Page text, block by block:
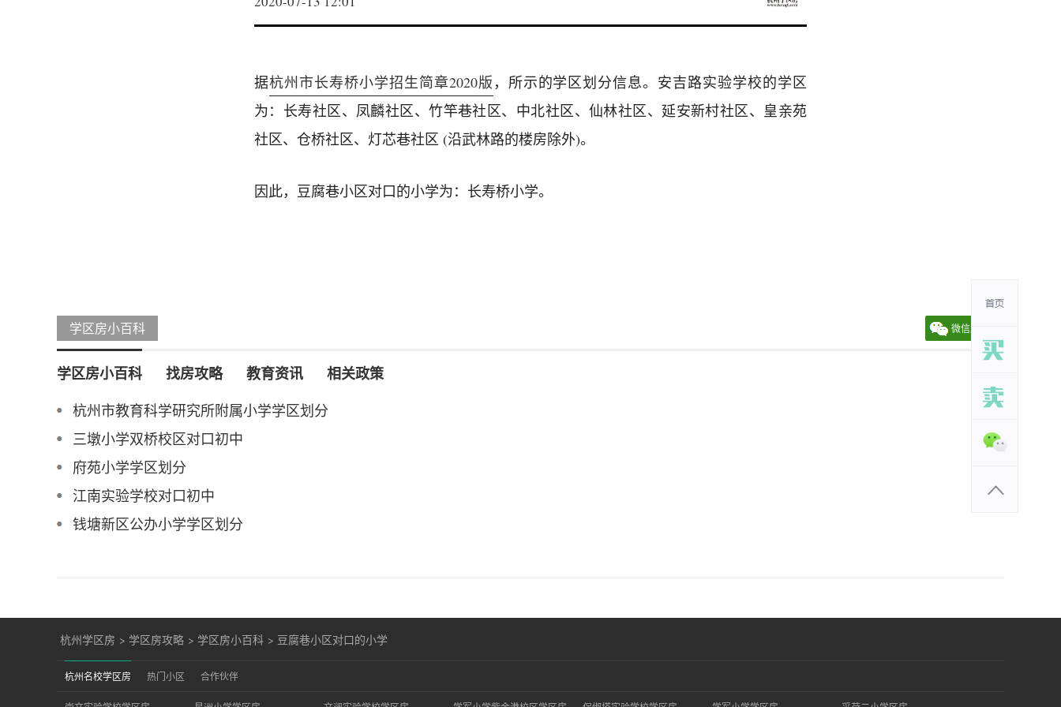
据杭州市长寿桥小学招生简章2020版 ，所示的学区划分信息。安吉路实验学校的学区
为：长寿社区、凤麟社区、竹竿巷社区、中北社区、仙林社区、延安新村社区、皇亲苑
社区、仓桥社区、灯芯巷社区 (沿武林路的楼房除外)。
因此，豆腐巷小区对口的小学为：长寿桥小学。
学区房小百科 微信朋友圈
学区房小百科 找房攻略 教育资讯 相关政策
杭州市教育科学研究所附属小学学区划分
三墩小学双桥校区对口初中
府苑小学学区划分
江南实验学校对口初中
钱塘新区公办小学学区划分
杭州学区房 > 学区房攻略 > 学区房小百科 > 豆腐巷小区对口的小学
杭州名校学区房 热门小区 合作伙伴